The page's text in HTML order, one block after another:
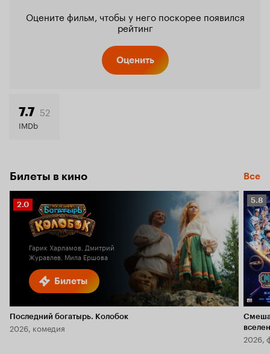
Оцените фильм, чтобы у него поскорее появился
рейтинг
Оценить
7.7 52
IMDb
Билеты в кино Все
Билеты
Рейтинг
Кинопоиска
2.0
Гарик Харламов, Дмитрий
Журавлев, Мила Ершова
Последний богатырь. Колобок
2026, комедия
5.8
5.8
2026,